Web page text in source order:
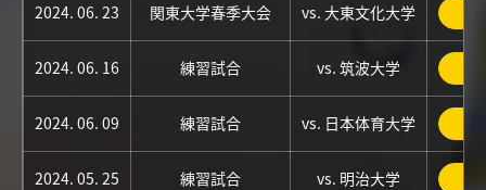
2024. 06. 23 関東大学春季大会 vs. 大東文化大学
2024. 06. 16 練習試合 vs. 筑波大学
2024. 06. 09 練習試合 vs. 日本体育大学
2024. 05. 25 練習試合 vs. 明治大学